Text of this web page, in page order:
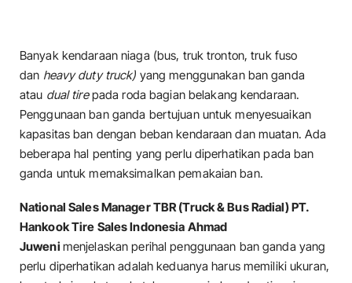
Banyak kendaraan niaga (bus, truk tronton, truk fuso
dan heavy duty truck) yang menggunakan ban ganda
atau dual tirepada roda bagian belakang kendaraan.
Penggunaan ban ganda bertujuan untuk menyesuaikan
kapasitas ban dengan beban kendaraan dan muatan. Ada
beberapa hal penting yang perlu diperhatikan pada ban
ganda untuk memaksimalkan pemakaian ban.
National Sales Manager TBR (Truck & Bus Radial) PT.
Hankook Tire Sales Indonesia Ahmad
Juweni menjelaskan perihal penggunaan ban ganda yang
perlu diperhatikan adalah keduanya harus memiliki ukuran,